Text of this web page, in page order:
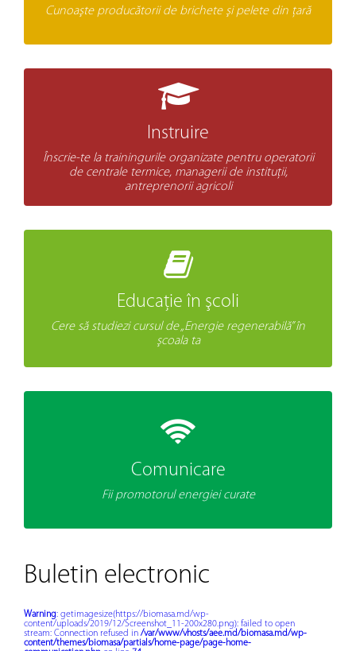
Cunoaşte producătorii de brichete şi pelete din ţară
Instruire
Înscrie-te la trainingurile organizate pentru operatorii
de centrale termice, managerii de instituţii,
antreprenorii agricoli
Educaţie în şcoli
Cere să studiezi cursul de „Energie regenerabilă” în
şcoala ta
Comunicare
Fii promotorul energiei curate
Buletin electronic
Warning: getimagesize(https://biomasa.md/wp-
content/uploads/2019/12/Screenshot_11-200x280.png): failed to open
stream: Connection refused in /var/www/vhosts/aee.md/biomasa.md/wp-
content/themes/biomasa/partials/home-page/page-home-